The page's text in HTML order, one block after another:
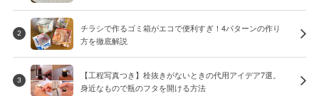
2
チラシで作るゴミ箱がエコで便利すぎ！4パターンの作り
方を徹底解説
3
【工程写真つき】栓抜きがないときの代用アイデア7選。
身近なもので瓶のフタを開ける方法